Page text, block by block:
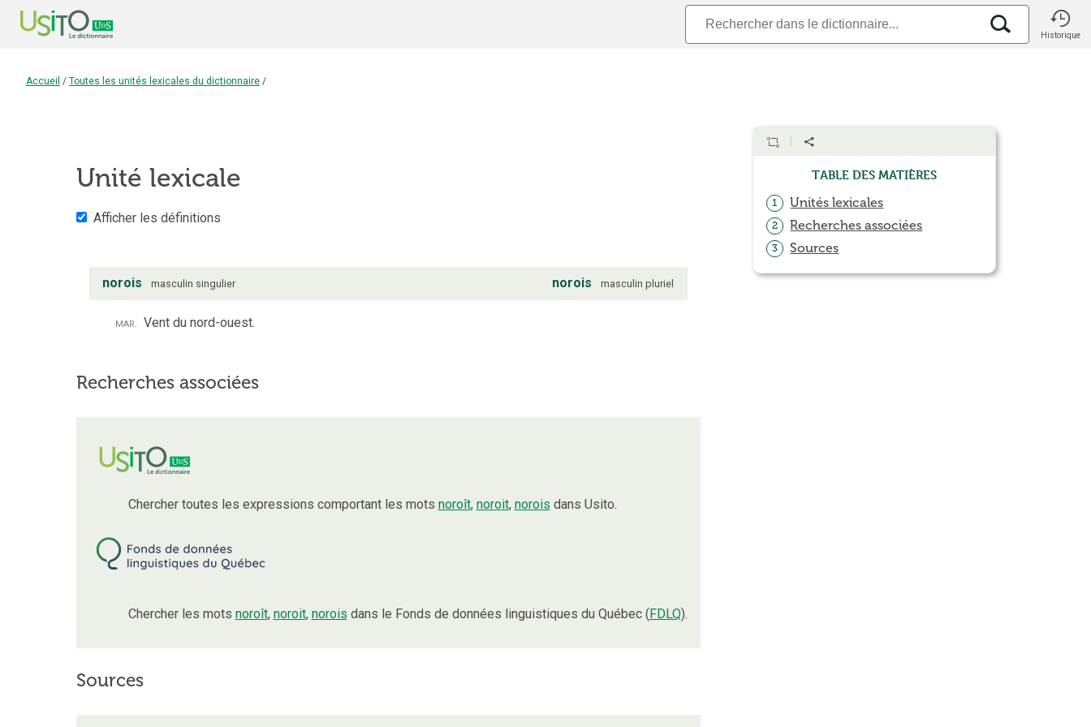
Historique
Accueil / Toutes les unités lexicales du dictionnaire /
Unité lexicale
Afficher les définitions
norois masculin singulier norois masculin pluriel
mar. Vent du nord-ouest.
Recherches associées
Chercher toutes les expressions comportant les mots noroît, noroit, norois dans Usito.
Chercher les mots noroît, noroit, norois dans le Fonds de données linguistiques du Québec (FDLQ).
Sources
Table des matières
1 Unités lexicales
2 Recherches associées
3 Sources